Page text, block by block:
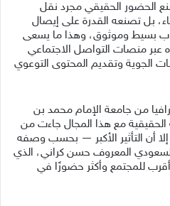
الحضور الحقيقي مجرد نقل
بل تصنعه القدرة على إيصال
بسيط وموثوق، وهذا ما يسعى
عبر منصات التواصل الاجتماعي
الجوية وتقديم المحتوى التوعوي
من جامعة الإمام محمد بن
الحقيقية مع هذا المجال جاءت من
أن التأثير الأكبر — بحسب وصفه
المعروف حسن كراني، الذي
للمجتمع وأكثر حضورًا في